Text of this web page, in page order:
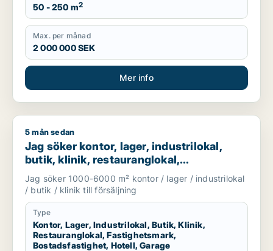
50 - 250 m2
Max. per månad
2 000 000 SEK
Mer info
Jag söker kontor, lager, industrilokal, butik, klinik,
5 mån sedan
Jag söker kontor, lager, industrilokal,
butik, klinik, restauranglokal,
fastighetsmark, bostadsfastighet, hotell
eller garage till salu i Härryda, Partille
eller Öckerö m.fl.
Jag söker 1000-6000 m² kontor / lager / industrilokal
/ butik / klinik till försäljning
Type
Kontor, Lager, Industrilokal, Butik, Klinik,
Restauranglokal, Fastighetsmark,
Bostadsfastighet, Hotell, Garage